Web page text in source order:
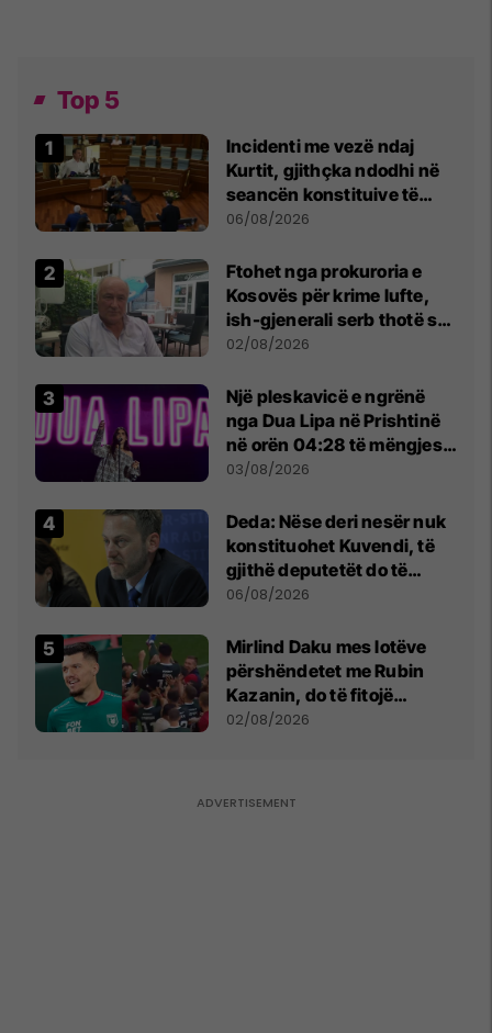
Top 5
Incidenti me vezë ndaj
Kurtit, gjithçka ndodhi në
seancën konstituive të
Kuvendit
06/08/2026
Ftohet nga prokuroria e
Kosovës për krime lufte,
ish-gjenerali serb thotë se
dikush e tradhtoi në
02/08/2026
Një pleskavicë e ngrënë
nga Dua Lipa në Prishtinë
në orën 04:28 të mëngjesit
- dhe bota digjitale serbe
03/08/2026
Deda: Nëse deri nesër nuk
konstituohet Kuvendi, të
gjithë deputetët do të
bëjnë shkelje të rëndë
06/08/2026
Mirlind Daku mes lotëve
përshëndetet me Rubin
Kazanin, do të fitojë
miliona te Spartak Moska
02/08/2026